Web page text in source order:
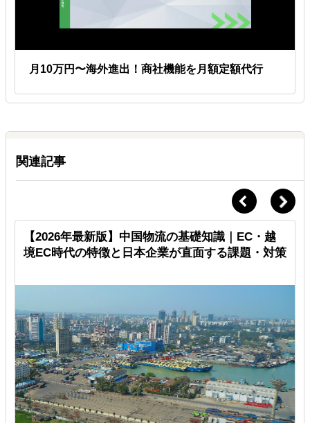
月10万円〜海外進出！商社機能を月額定額代行
関連記事
【2026年最新版】中国物流の基礎知識｜EC・越
境EC時代の特徴と日本企業が直面する課題・対策